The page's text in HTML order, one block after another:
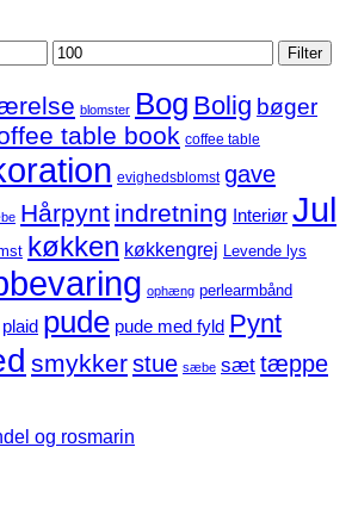
Højeste
pris
Filter
blomster Bog Bolig bøger
table book coffee table
evighedsblomst gave
Hårpynt indretning Interiør Jul
køkken køkkengrej Levende lys
ophæng perlearmbånd
plaid pude pude med fyld Pynt
smykkerstue sæbe sæt tæppe